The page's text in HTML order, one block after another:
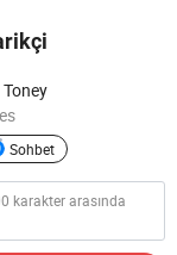
Toney
Sohbet